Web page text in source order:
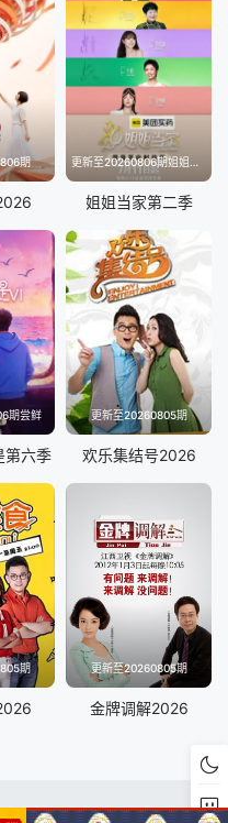
期 更新至20260806期姐姐的母带2第4期下
姐姐当家第二季
期尝鲜
第六季
更新至20260805期
欢乐集结号2026
期 更新至20260805期
金牌调解2026
底部反馈 QQ交流群